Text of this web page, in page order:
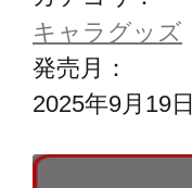
キャラグッズ
発売月：
2025年9月19日